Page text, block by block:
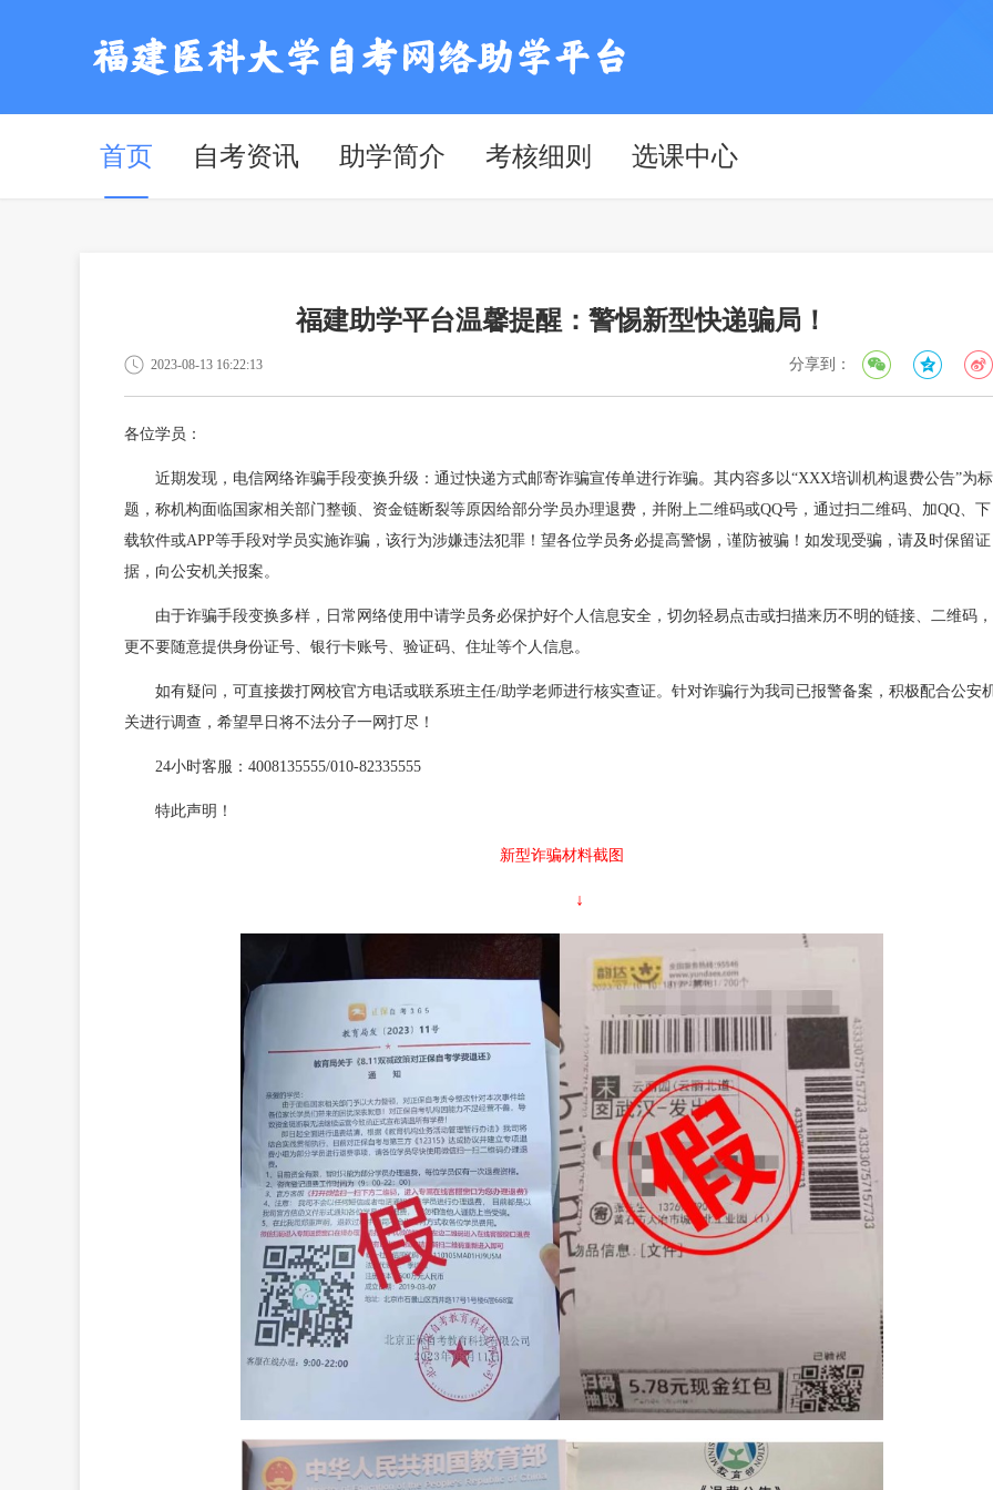
首页 自考资讯 助学简介 考核细则 选课中心
福建助学平台温馨提醒：警惕新型快递骗局！
2023-08-13 16:22:13 分享到：
各位学员：
近期发现，电信网络诈骗手段变换升级：通过快递方式邮寄诈骗宣传单进行诈骗。其内容多以“XXX培训机构退费公告”为标
题，称机构面临国家相关部门整顿、资金链断裂等原因给部分学员办理退费，并附上二维码或QQ号，通过扫二维码、加QQ、下
载软件或APP等手段对学员实施诈骗，该行为涉嫌违法犯罪！望各位学员务必提高警惕，谨防被骗！如发现受骗，请及时保留证
据，向公安机关报案。
由于诈骗手段变换多样，日常网络使用中请学员务必保护好个人信息安全，切勿轻易点击或扫描来历不明的链接、二维码，
更不要随意提供身份证号、银行卡账号、验证码、住址等个人信息。
如有疑问，可直接拨打网校官方电话或联系班主任/助学老师进行核实查证。针对诈骗行为我司已报警备案，积极配合公安
关进行调查，希望早日将不法分子一网打尽！
24小时客服：4008135555/010-82335555
特此声明！
新型诈骗材料截图
↓